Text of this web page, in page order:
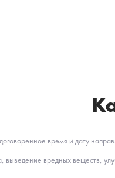
время и дату
выведение вредных веществ,